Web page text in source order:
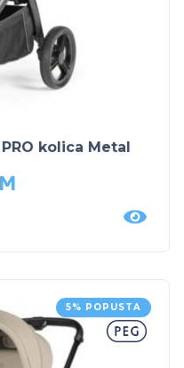
PRO kolica Metal
5% POPUSTA